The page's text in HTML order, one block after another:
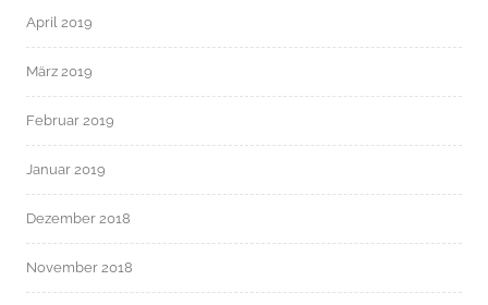
April 2019
März 2019
Februar 2019
Januar 2019
Dezember 2018
November 2018